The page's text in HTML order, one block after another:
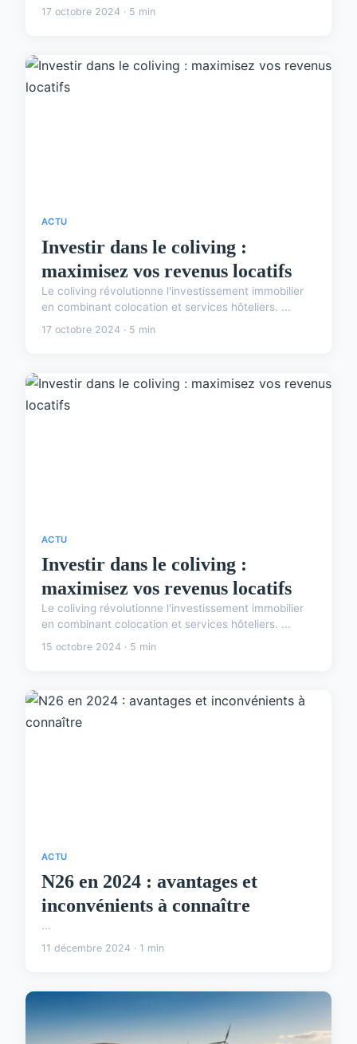
17 octobre 2024 · 5 min
ACTU
Investir dans le coliving :
maximisez vos revenus locatifs
Le coliving révolutionne l'investissement immobilier
en combinant colocation et services hôteliers. ...
17 octobre 2024 · 5 min
ACTU
Investir dans le coliving :
maximisez vos revenus locatifs
Le coliving révolutionne l'investissement immobilier
en combinant colocation et services hôteliers. ...
15 octobre 2024 · 5 min
ACTU
N26 en 2024 : avantages et
inconvénients à connaître
...
11 décembre 2024 · 1 min